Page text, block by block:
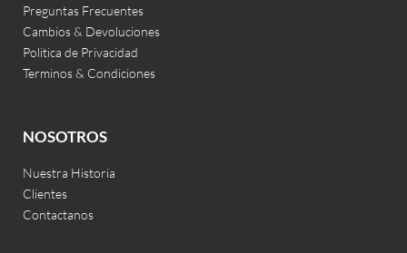
Preguntas Frecuentes
Cambios & Devoluciones
Politica de Privacidad
Terminos & Condiciones
NOSOTROS
Nuestra Historia
Clientes
Contactanos